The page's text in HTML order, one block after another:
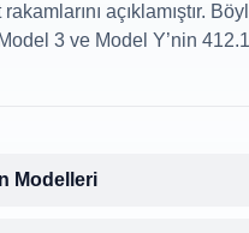
açıklamıştır.
3 ve Model Y’nin
Modelleri